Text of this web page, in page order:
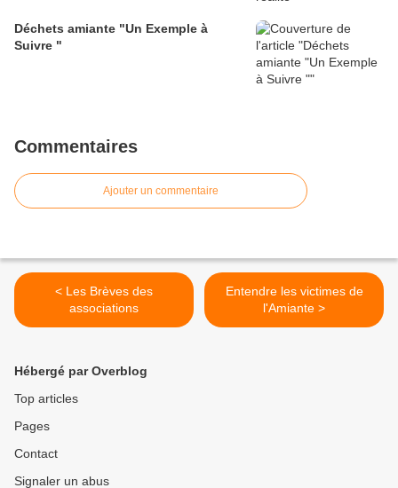
Déchets amiante "Un Exemple à
Suivre "
Commentaires
Ajouter un commentaire
< Les Brèves des
associations
Entendre les victimes de
l'Amiante >
Hébergé par Overblog
Top articles
Pages
Contact
Signaler un abus